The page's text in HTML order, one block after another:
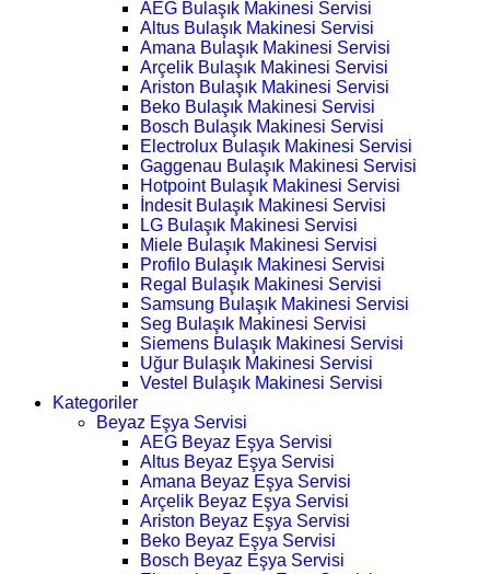
AEG Bulaşık Makinesi Servisi
Altus Bulaşık Makinesi Servisi
Amana Bulaşık Makinesi Servisi
Arçelik Bulaşık Makinesi Servisi
Ariston Bulaşık Makinesi Servisi
Beko Bulaşık Makinesi Servisi
Bosch Bulaşık Makinesi Servisi
Electrolux Bulaşık Makinesi Servisi
Gaggenau Bulaşık Makinesi Servisi
Hotpoint Bulaşık Makinesi Servisi
İndesit Bulaşık Makinesi Servisi
LG Bulaşık Makinesi Servisi
Miele Bulaşık Makinesi Servisi
Profilo Bulaşık Makinesi Servisi
Regal Bulaşık Makinesi Servisi
Samsung Bulaşık Makinesi Servisi
Seg Bulaşık Makinesi Servisi
Siemens Bulaşık Makinesi Servisi
Uğur Bulaşık Makinesi Servisi
Vestel Bulaşık Makinesi Servisi
Kategoriler
Beyaz Eşya Servisi
AEG Beyaz Eşya Servisi
Altus Beyaz Eşya Servisi
Amana Beyaz Eşya Servisi
Arçelik Beyaz Eşya Servisi
Ariston Beyaz Eşya Servisi
Beko Beyaz Eşya Servisi
Bosch Beyaz Eşya Servisi